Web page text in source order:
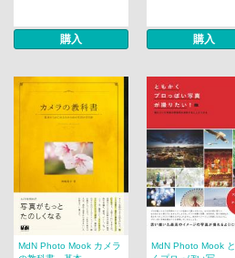
購入 購入
MdN Photo Mook カメラ
MdN Photo Mook